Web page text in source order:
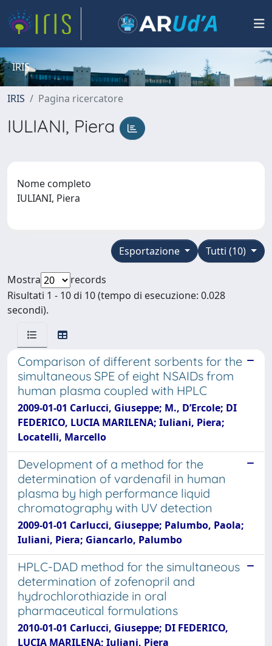
IRIS
IRIS Pagina ricercatore
IULIANI, Piera
Nome completo
IULIANI, Piera
Tutti (10)
Esportazione
Mostra
records
Risultati 1 - 10 di 10 (tempo di esecuzione: 0.028
secondi).
Comparison of different sorbents for the
simultaneous SPE of eight NSAIDs from
human plasma coupled with HPLC
2009-01-01 Carlucci, Giuseppe; M., D’Ercole; DI
FEDERICO, LUCIA MARILENA; Iuliani, Piera;
Locatelli, Marcello
Development of a method for the
determination of vardenafil in human
plasma by high performance liquid
chromatography with UV detection
2009-01-01 Carlucci, Giuseppe; Palumbo, Paola;
Iuliani, Piera; Giancarlo, Palumbo
HPLC-DAD method for the simultaneous
determination of zofenopril and
hydrochlorothiazide in oral
pharmaceutical formulations
2010-01-01 Carlucci, Giuseppe; DI FEDERICO,
LUCIA MARILENA; Iuliani, Piera